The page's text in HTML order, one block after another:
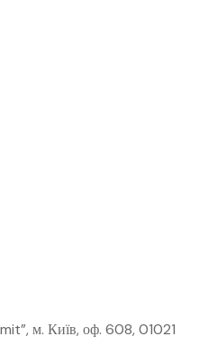
м. Київ, оф. 608, 01021